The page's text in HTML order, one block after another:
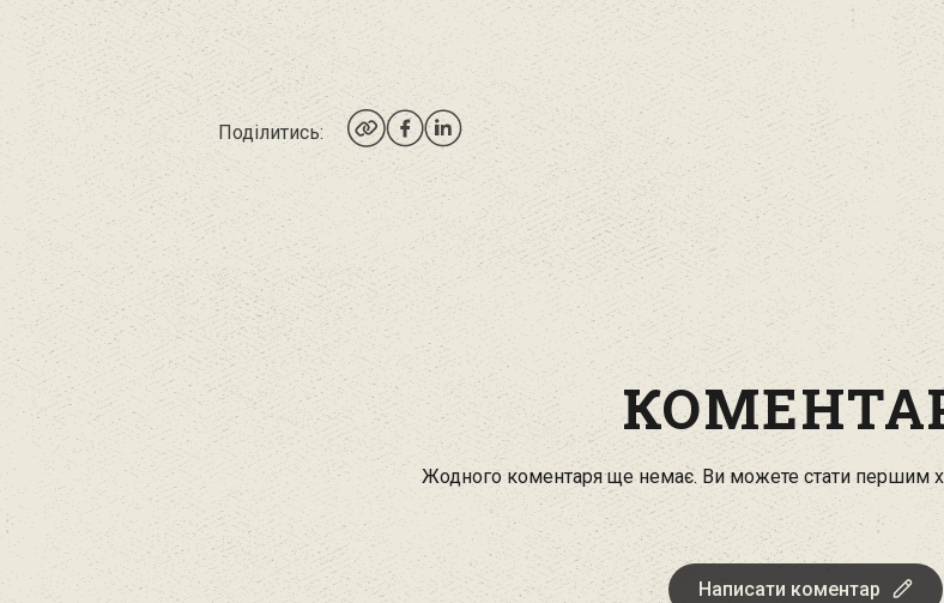
Поділитись:
Жодного коментаря ще немає. Ви можете стати першим
Написати коментар